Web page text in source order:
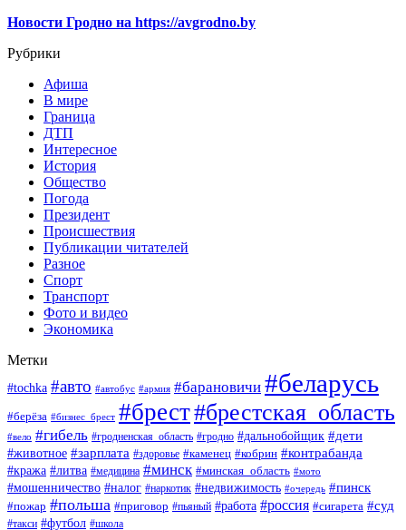
Новости Гродно на https://avgrodno.by
Рубрики
Афиша
В мире
Граница
ДТП
Интересное
История
Общество
Погода
Президент
Происшествия
Публикации читателей
Разное
Спорт
Транспорт
Фото и видео
Экономика
Метки
#tochka #авто #автобус #армия #барановичи #беларусь
#берёза #бизнес_брест #брест#брестская_область
#вело #гибель #гродненская_область #гродно #дальнобойщик #дети
#животное #зарплата #здоровье #каменец #кобрин #контрабанда
#кража #литва #медицина #минск #минская_область #мото
#мошенничество #налог #наркотик #недвижимость #очередь #пинск
#пожар #польша #приговор #пьяный #работа #россия #сигарета #суд
#такси #футбол #школа